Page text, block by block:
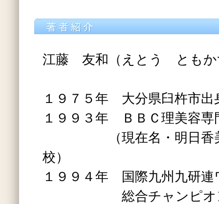
江藤 友和（えとう ともか
１９７５年 大分県臼杵市出
１９９３年 ＢＢＣ理美容専
（現在名・明日香美
校）
１９９４年 国際九州九研連
総合チャンピオ